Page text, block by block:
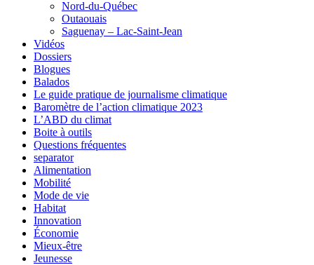
Nord-du-Québec
Outaouais
Saguenay – Lac-Saint-Jean
Vidéos
Dossiers
Blogues
Balados
Le guide pratique de journalisme climatique
Baromètre de l’action climatique 2023
L’ABD du climat
Boite à outils
Questions fréquentes
separator
Alimentation
Mobilité
Mode de vie
Habitat
Innovation
Économie
Mieux-être
Jeunesse